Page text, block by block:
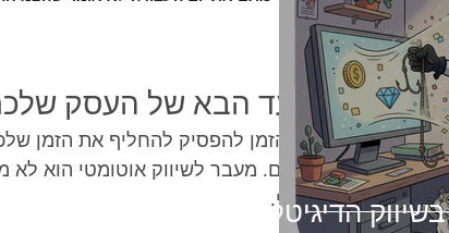
הצעד הבא של העסק
הגיע הזמן להפסיק להחליף את הזמן
עבורכם. מעבר לשיווק אוטומטי הוא לא
מודרני.
הדיגיטלי